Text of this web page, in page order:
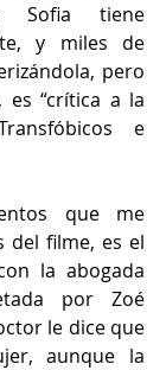
Sofia tiene
y miles de
pero
es “crítica a la
e
que me
del filme, es el
la abogada
por Zoé
le dice que
aunque la